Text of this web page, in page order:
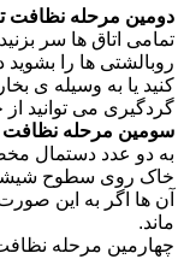
دومین مرحله نظافت
تمامی اتاق ها سر
روبالشتی ها را بشوید
کنید یا به وسیله ی
گردگیری می توانید
سومین مرحله
به دو عدد دستمال
خاک روی سطوح
آن ها اگر به این
ماند.
چهارمین مرحله